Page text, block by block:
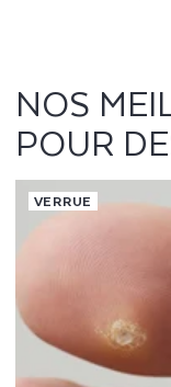
NOS
POUR
VERRUE